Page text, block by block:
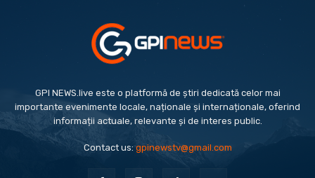
GPI NEWS.live este o platformă de știri dedicată celor mai
importante evenimente locale, naționale și internaționale, oferind
informații actuale, relevante și de interes public.
Contact us:gpinewstv@gmail.com